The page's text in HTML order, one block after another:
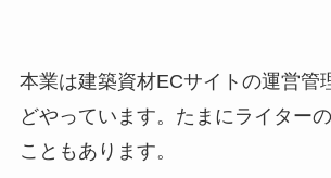
本業は建築資材ECサイトの運営管
どやっています。たまにライター
こともあります。